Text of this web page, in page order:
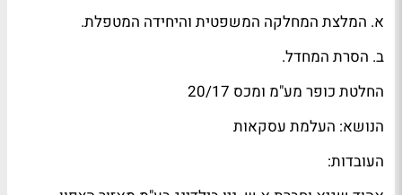
א. המלצת המחלקה המשפטית והיחידה המטפלת.
ב. הסרת המחדל.
החלטת כופר מע"מ ומכס 20/17
הנושא: העלמת עסקאות
העובדות: